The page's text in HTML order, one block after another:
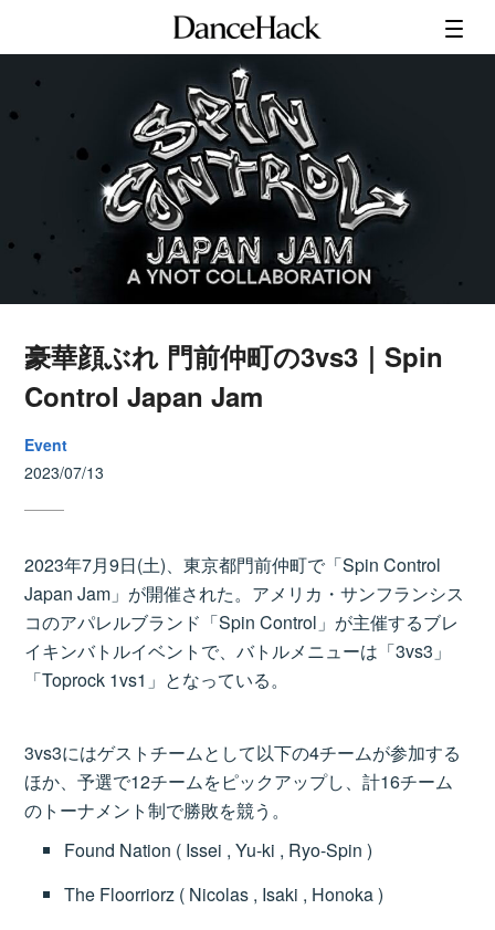
豪華顔ぶれ 門前仲町の3vs3｜Spin
Control Japan Jam
Event
2023/07/13
2023年7月9日(土)、東京都門前仲町で「Spin Control
Japan Jam」が開催された。アメリカ・サンフランシス
コのアパレルブランド「Spin Control」が主催するブレ
イキンバトルイベントで、バトルメニューは「3vs3」
「Toprock 1vs1」となっている。
3vs3にはゲストチームとして以下の4チームが参加する
ほか、予選で12チームをピックアップし、計16チーム
のトーナメント制で勝敗を競う。
Found Nation ( Issei , Yu-ki , Ryo-Spin )
The Floorriorz ( Nicolas , Isaki , Honoka )